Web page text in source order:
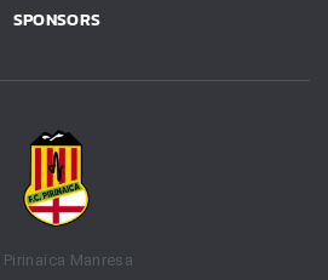
SPONSORS
Pirinaica Manresa